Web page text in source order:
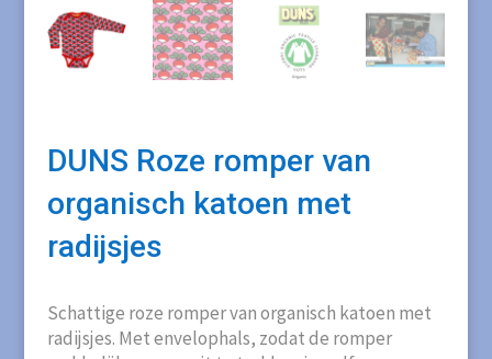
DUNS Roze romper van
organisch katoen met
radijsjes
Schattige roze romper van organisch katoen met
radijsjes. Met envelophals, zodat de romper